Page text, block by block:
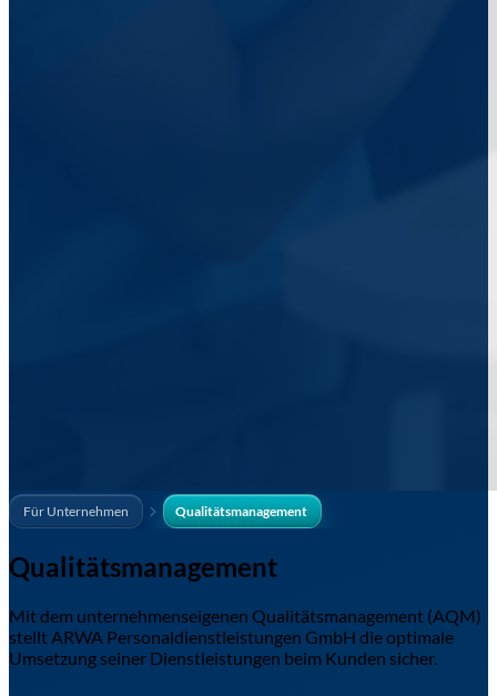
Für Unternehmen Qualitätsmanagement
Qualitäts­management
Mit dem unternehmenseigenen Qualitätsmanagement (AQM)
stellt ARWA Personaldienstleistungen GmbH die optimale
Umsetzung seiner Dienstleistungen beim Kunden sicher.